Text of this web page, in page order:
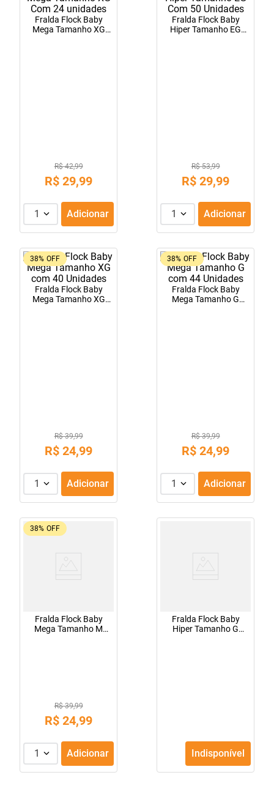
Fralda Flock Baby
Mega Tamanho XG
R$ 42,99
R$ 29,99
1 Adicionar
Fralda Flock Baby
Hiper Tamanho EG
R$ 53,99
R$ 29,99
1 Adicionar
38% OFF
Fralda Flock Baby
Mega Tamanho XG
R$ 39,99
R$ 24,99
1 Adicionar
38% OFF
Fralda Flock Baby
Mega Tamanho G
R$ 39,99
R$ 24,99
1 Adicionar
38% OFF
Fralda Flock Baby
Mega Tamanho M
R$ 39,99
R$ 24,99
1 Adicionar
Fralda Flock Baby
Hiper Tamanho G
Indisponível
tadalafila